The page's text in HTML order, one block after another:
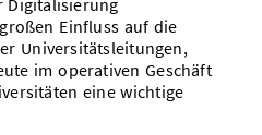
Digitalisierung
Einfluss auf die
Universitätsleitungen,
im operativen Geschäft
eine wichtige